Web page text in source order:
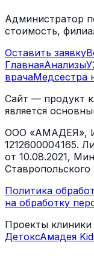
Администратор
стоимость,
Оставить заявку
ГлавнаяАнализы
врачаМедсестра
Сайт — продукт
является
ООО «АМАДЕЯ»,
1212600004165.
от 10.08.2021,
Ставропольского
Политика
на обработку
Проекты
ДетоксАмадея